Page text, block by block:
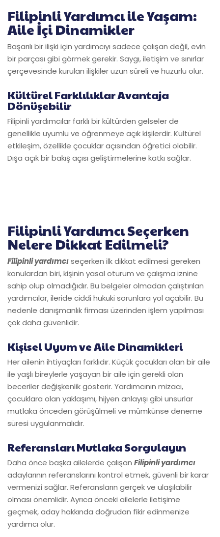
Filipinli Yardımcı ile Yaşam:
Aile İçi Dinamikler
Başarılı bir ilişki için yardımcıyı sadece çalışan değil, evin
bir parçası gibi görmek gerekir. Saygı, iletişim ve sınırlar
çerçevesinde kurulan ilişkiler uzun süreli ve huzurlu olur.
Kültürel Farklılıklar Avantaja
Dönüşebilir
Filipinli yardımcılar farklı bir kültürden gelseler de
genellikle uyumlu ve öğrenmeye açık kişilerdir. Kültürel
etkileşim, özellikle çocuklar açısından öğretici olabilir.
Dışa açık bir bakış açısı geliştirmelerine katkı sağlar.
Filipinli Yardımcı Seçerken
Nelere Dikkat Edilmeli?
Filipinli yardımcıseçerken ilk dikkat edilmesi gereken
konulardan biri, kişinin yasal oturum ve çalışma iznine
sahip olup olmadığıdır. Bu belgeler olmadan çalıştırılan
yardımcılar, ileride ciddi hukuki sorunlara yol açabilir. Bu
nedenle danışmanlık firması üzerinden işlem yapılması
çok daha güvenlidir.
Kişisel Uyum ve Aile Dinamikleri
Her ailenin ihtiyaçları farklıdır. Küçük çocukları olan bir aile
ile yaşlı bireylerle yaşayan bir aile için gerekli olan
beceriler değişkenlik gösterir. Yardımcının mizacı,
çocuklara olan yaklaşımı, hijyen anlayışı gibi unsurlar
mutlaka önceden görüşülmeli ve mümkünse deneme
süresi uygulanmalıdır.
Referansları Mutlaka Sorgulayın
Daha önce başka ailelerde çalışan Filipinli yardımcı
adaylarının referanslarını kontrol etmek, güvenli bir karar
vermenizi sağlar. Referansların gerçek ve ulaşılabilir
olması önemlidir. Ayrıca önceki ailelerle iletişime
geçmek, aday hakkında doğrudan fikir edinmenize
yardımcı olur.